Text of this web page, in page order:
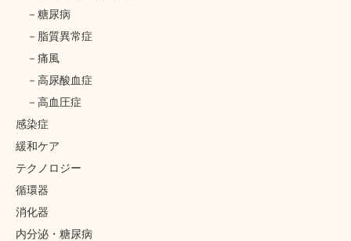
糖尿病
脂質異常症
痛風
高尿酸血症
高血圧症
感染症
緩和ケア
テクノロジー
循環器
消化器
内分泌・糖尿病